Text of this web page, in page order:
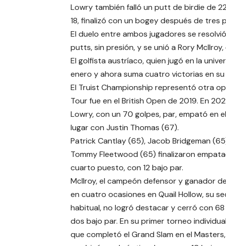
Lowry también falló un putt de birdie de
18, finalizó con un bogey después de tres
El duelo entre ambos jugadores se
putts, sin presión, y se unió a Rory
El golfista austríaco, quien jugó en la
enero y ahora suma cuatro victorias en
El Truist Championship representó otra
Tour fue en el British Open de 2019. En
Lowry, con un 70 golpes, par, empató en
lugar con Justin Thomas (67).
Patrick Cantlay (65), Jacob Bridgeman
Tommy Fleetwood (65) finalizaron
cuarto puesto, con 12 bajo par.
McIlroy, el campeón defensor y ganador
en cuatro ocasiones en Quail Hollow, su
habitual, no logró destacar y cerró con 68
dos bajo par. En su primer torneo
que completó el Grand Slam en el